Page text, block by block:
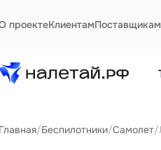
проектеКлиентамПоставщикам
Главная/Беспилотники/Самолет/